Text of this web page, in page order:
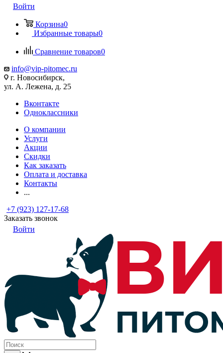
Войти
Корзина0
Избранные товары0
Сравнение товаров0
info@vip-pitomec.ru
г. Новосибирск,
ул. А. Лежена, д. 25
Вконтакте
Одноклассники
О компании
Услуги
Акции
Скидки
Как заказать
Оплата и доставка
Контакты
...
+7 (923) 127-17-68
Заказать звонок
Войти